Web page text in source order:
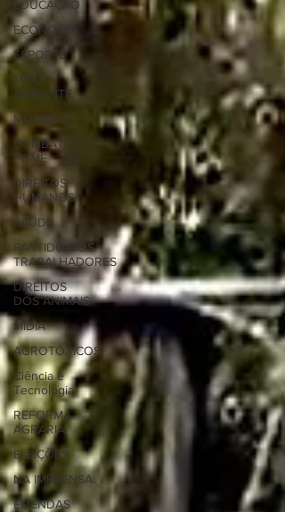
EDUCAÇÃO
ECONOMIA
ESPORTE
MEIO
AMBIENTE
MORADIA
COMBATE À
FOME
DIREITOS
HUMANOS
SAÚDE
PARTIDO DOS
TRABALHADORES
DIREITOS
DOS ANIMAIS
MÍDIA
AGROTÓXICOS
Ciência e
Tecnologia
REFORMA
AGRÁRIA
ELEIÇÕES
NA IMPRENSA
EMENDAS